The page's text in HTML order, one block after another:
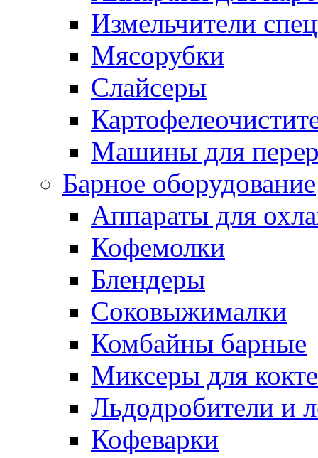
Измельчители
Мясорубки
Слайсеры
Машины для
Барное оборудование
Аппараты для
Кофемолки
Блендеры
Соковыжималки
Комбайны барные
Миксеры для
Льдодробители и
Кофеварки